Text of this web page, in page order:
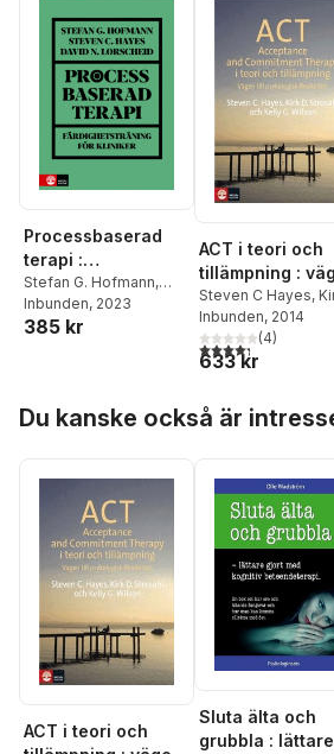
Processbaserad
terapi :
färdighetsträning
för kliniker
Stefan G. Hofmann,
Steven C. Hayes
N. Lorscheid
Inbunden, 2023
385 kr
ACT i teori och
tillämpning :
till psykologisk
flexibilitet
Steven C Hayes,
Strosahl,Kelly G
Inbunden, 2014
4,3utav 5 stjärnor.
(4)
633 kr
Du kanske också är
ACT i teori och
Sluta älta och
grubbla : lättare